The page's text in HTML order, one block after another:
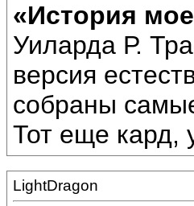
«История
Уиларда Р.
версия
собраны
Тот еще кард,
LightDragon